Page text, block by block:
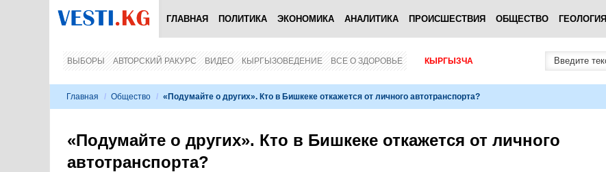
ГЛАВНАЯ ПОЛИТИКА ЭКОНОМИКА АНАЛИТИКА ПРОИСШЕСТВИЯ ОБЩЕСТВО ГЕОЛОГИЯ
ВЫБОРЫ АВТОРСКИЙ РАКУРС ВИДЕО КЫРГЫЗОВЕДЕНИЕ ВСЕ О ЗДОРОВЬЕ КЫРГЫЗЧА
Главная / Общество / «Подумайте о других». Кто в Бишкеке откажется от личного автотранспорта?
«Подумайте о других». Кто в Бишкеке откажется от личного
автотранспорта?